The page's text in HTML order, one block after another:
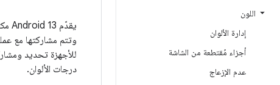
اللون
إدارة الألوان
أجزاء مُقتطعة من الشاشة
عدم الإزعاج
يقدّم Android 13 مكتبة ثابتة قابلة للإعداد من قِبل مورّد الأجهزة تُسمّى
للأجهزة تحديد
درجات الألوان.